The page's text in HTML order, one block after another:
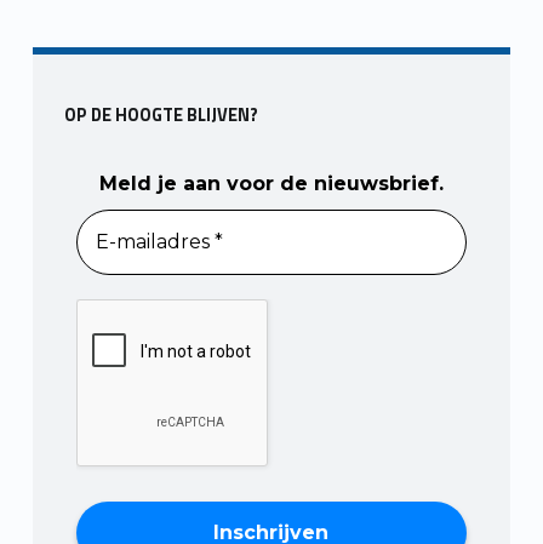
OP DE HOOGTE BLIJVEN?
Meld je aan voor de nieuwsbrief.